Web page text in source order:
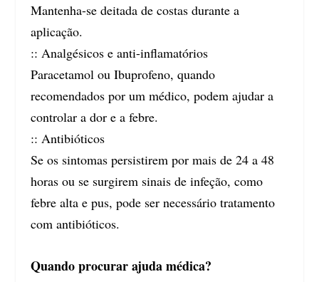
Mantenha-se deitada de costas durante a
aplicação.
:: Analgésicos e anti-inflamatórios
Paracetamol ou Ibuprofeno, quando
recomendados por um médico, podem ajudar a
controlar a dor e a febre.
:: Antibióticos
Se os sintomas persistirem por mais de 24 a 48
horas ou se surgirem sinais de infeção, como
febre alta e pus, pode ser necessário tratamento
com antibióticos.
Quando procurar ajuda médica?